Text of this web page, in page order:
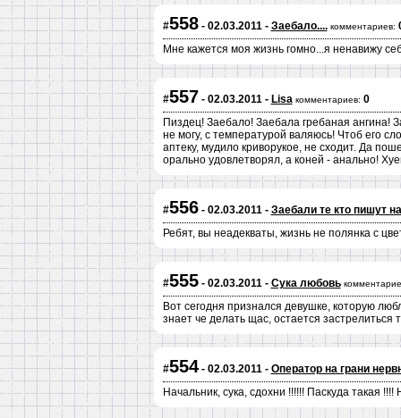
#558- 02.03.2011 - Заебало.... комментариев:
Мне кажется моя жизнь гомно...я ненавижу
#557 - 02.03.2011 - Lisa комментариев: 0
Пиздец! Заебало! Заебала гребаная ангина!
не могу, с температурой валяюсь! Чтоб его
аптеку, мудило криворукое, не сходит. Да
орально удовлетворял, а коней - анально!
#556- 02.03.2011 - Заебали те кто пишут
Ребят, вы неадекваты, жизнь не полянка с
#555- 02.03.2011 - Сука любовь
Вот сегодня признался девушке, которую
знает че делать щас, остается застрелиться
#554- 02.03.2011 - Оператор на грани
Начальник, сука, сдохни !!!!!! Паскуда такая